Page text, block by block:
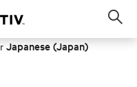
Japanese (Japan)